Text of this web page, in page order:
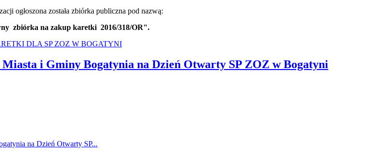
ogłoszona została zbiórka publiczna pod nazwą:
zbiórka na zakup karetki 2016/318/OR".
DLA SP ZOZ W BOGATYNI
i Gminy Bogatynia na Dzień Otwarty SP ZOZ w Bogatyni
na Dzień Otwarty SP...